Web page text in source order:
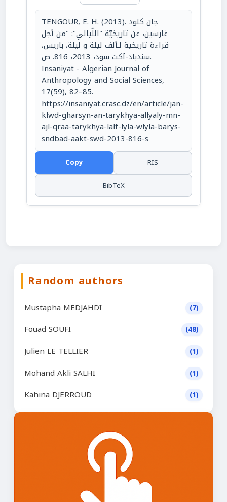
TENGOUR, E. H. (2013). جان كلود
غارسين، عن تاريخيّة "اللّيالي": "من أجل
قراءة تاريخية لـألف ليلة و ليلة، باريس،
سندباد-آكت سود، 2013، 816. ص.
Insaniyat - Algerian Journal of
Anthropology and Social Sciences,
17(59), 82–85.
https://insaniyat.crasc.dz/en/article/jan-
klwd-gharsyn-an-tarykhya-allyaly-mn-
ajl-qraa-tarykhya-lalf-lyla-wlyla-barys-
sndbad-aakt-swd-2013-816-s
Copy
RIS
BibTeX
Random authors
Mustapha MEDJAHDI (7)
Fouad SOUFI (48)
Julien LE TELLIER (1)
Mohand Akli SALHI (1)
Kahina DJERROUD (1)